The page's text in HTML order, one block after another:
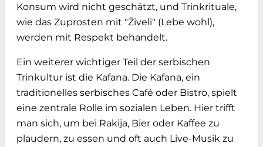
Konsum wird nicht geschätzt, und Trinkrituale,
wie das Zuprosten mit "Živeli" (Lebe wohl),
werden mit Respekt behandelt.
Ein weiterer wichtiger Teil der serbischen
Trinkultur ist die Kafana. Die Kafana, ein
traditionelles serbisches Café oder Bistro, spielt
eine zentrale Rolle im sozialen Leben. Hier trifft
man sich, um bei Rakija, Bier oder Kaffee zu
plaudern, zu essen und oft auch Live-Musik zu